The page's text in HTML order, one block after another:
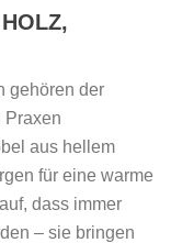
gehören der
Praxen
aus hellem
für eine warme
dass immer
– sie bringen